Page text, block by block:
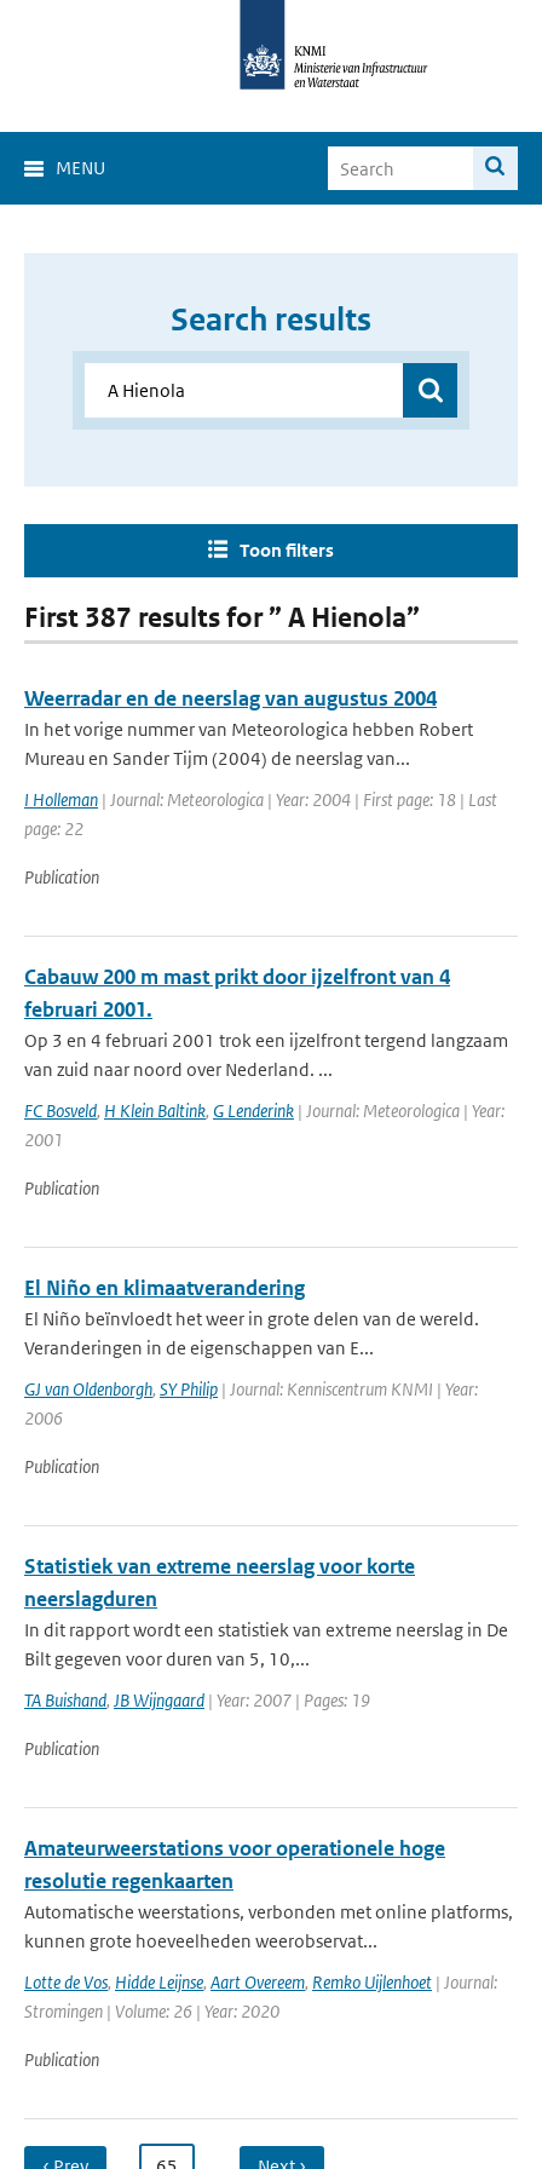
MENU
Search results
Toon filters
First 387 results for ” A Hienola”
Weerradar en de neerslag van augustus 2004
In het vorige nummer van Meteorologica hebben Robert
Mureau en Sander Tijm (2004) de neerslag van...
I Holleman | Journal: Meteorologica | Year: 2004 | First page: 18 | Last
page: 22
Publication
Cabauw 200 m mast prikt door ijzelfront van 4
februari 2001.
Op 3 en 4 februari 2001 trok een ijzelfront tergend langzaam
van zuid naar noord over Nederland. ...
FC Bosveld, H Klein Baltink, G Lenderink | Journal: Meteorologica | Year:
2001
Publication
El Niño en klimaatverandering
El Niño beïnvloedt het weer in grote delen van de wereld.
Veranderingen in de eigenschappen van E...
GJ van Oldenborgh, SY Philip | Journal: Kenniscentrum KNMI | Year:
2006
Publication
Statistiek van extreme neerslag voor korte
neerslagduren
In dit rapport wordt een statistiek van extreme neerslag in De
Bilt gegeven voor duren van 5, 10,...
TA Buishand, JB Wijngaard | Year: 2007 | Pages: 19
Publication
Amateurweerstations voor operationele hoge
resolutie regenkaarten
Automatische weerstations, verbonden met online platforms,
kunnen grote hoeveelheden weerobservat...
Lotte de Vos, Hidde Leijnse, Aart Overeem, Remko Uijlenhoet | Journal:
Stromingen | Volume: 26 | Year: 2020
Publication